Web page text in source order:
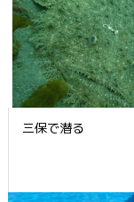
三保で潜る